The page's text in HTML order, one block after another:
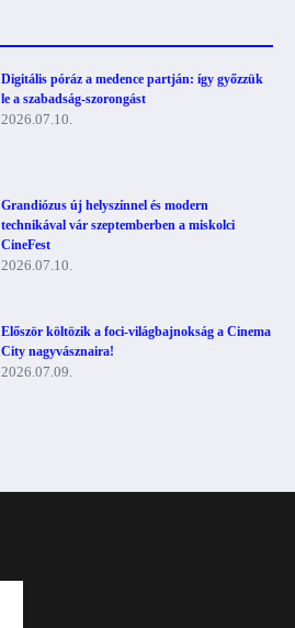
Digitális póráz a medence partján: így győzzük
le a szabadság-szorongást
2026.07.10.
Grandiózus új helyszínnel és modern
technikával vár szeptemberben a miskolci
CineFest
2026.07.10.
Először költözik a foci-világbajnokság a Cinema
City nagyvásznaira!
2026.07.09.